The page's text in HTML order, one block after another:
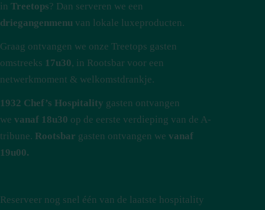
in Treetops? Dan serveren we een
driegangenmenu van lokale luxeproducten.
Graag ontvangen we onze Treetops gasten
omstreeks 17u30, in Rootsbar voor een
netwerkmoment & welkomstdrankje.
1932 Chef’s Hospitality gasten ontvangen
we vanaf 18u30 op de eerste verdieping van de A-
tribune. Rootsbar gasten ontvangen we vanaf
19u00.
Reserveer nog snel één van de laatste hospitality